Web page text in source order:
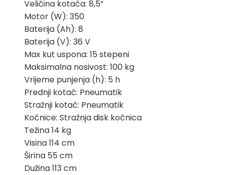
Veličina kotača: 8,5”
Motor (W): 350
Baterija (Ah): 8
Baterija (V): 36 V
Max kut uspona: 15 stepeni
Maksimalna nosivost: 100 kg
Vrijeme punjenja (h): 5 h
Prednji kotač: Pneumatik
Stražnji kotač: Pneumatik
Kočnice: Stražnja disk kočnica
Težina 14 kg
Visina 114 cm
Širina 55 cm
Dužina 113 cm